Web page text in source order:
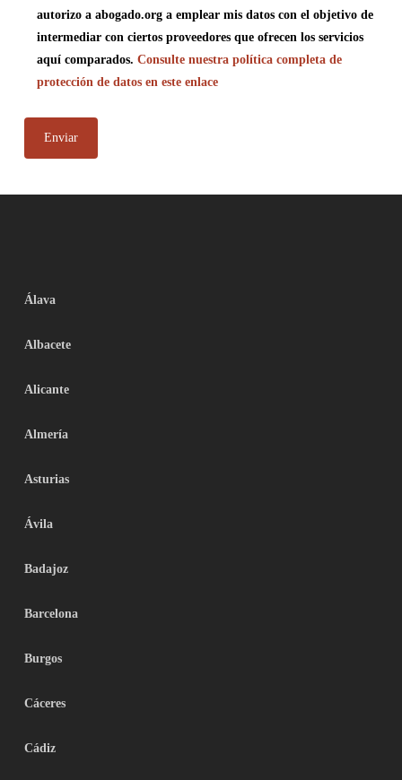
autorizo a abogado.org a emplear mis datos con el objetivo de
intermediar con ciertos proveedores que ofrecen los servicios
aquí comparados. Consulte nuestra política completa de
protección de datos en este enlace
Álava
Albacete
Alicante
Almería
Asturias
Ávila
Badajoz
Barcelona
Burgos
Cáceres
Cádiz